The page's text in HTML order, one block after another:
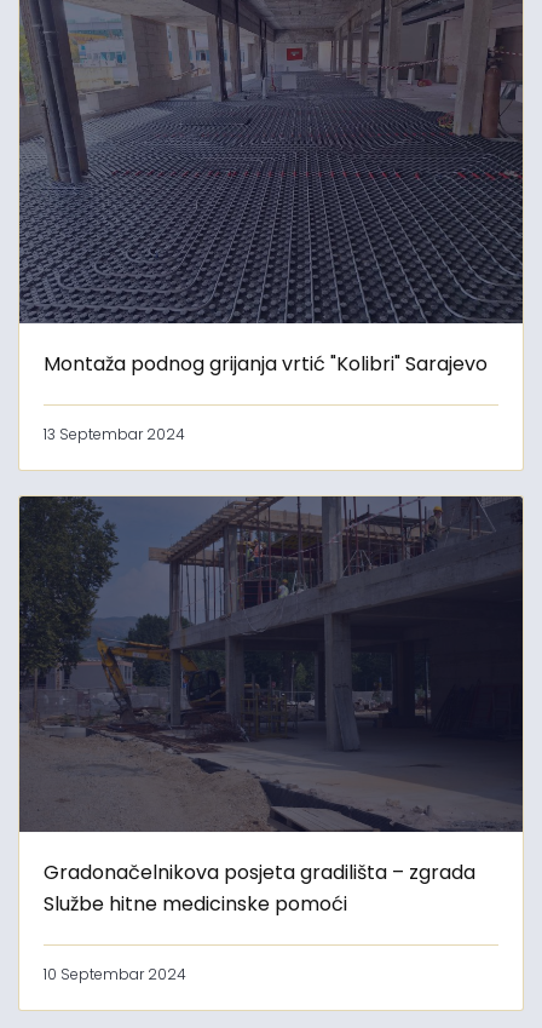
Montaža podnog grijanja vrtić "Kolibri" Sarajevo
13 Septembar 2024
Gradonačelnikova posjeta gradilišta – zgrada
Službe hitne medicinske pomoći
10 Septembar 2024